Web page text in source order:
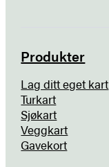
Produkter
Lag ditt eget kart
Turkart
Sjøkart
Veggkart
Gavekort